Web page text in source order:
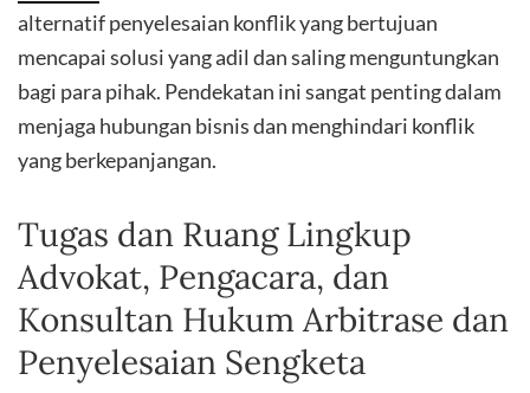
alternatif penyelesaian konflik yang bertujuan
mencapai solusi yang adil dan saling menguntungkan
bagi para pihak. Pendekatan ini sangat penting dalam
menjaga hubungan bisnis dan menghindari konflik
yang berkepanjangan.
Tugas dan Ruang Lingkup
Advokat, Pengacara, dan
Konsultan Hukum Arbitrase dan
Penyelesaian Sengketa